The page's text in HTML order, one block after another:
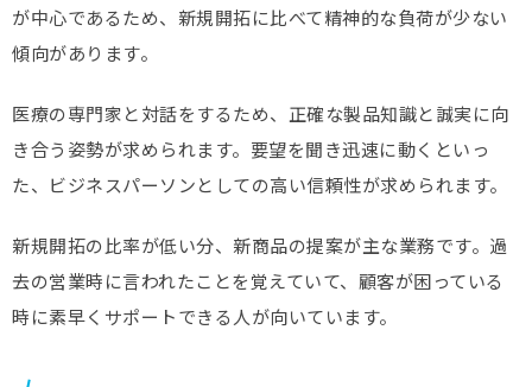
が中心であるため、新規開拓に比べて精神的な負荷が少ない
傾向があります。
医療の専門家と対話をするため、正確な製品知識と誠実に向
き合う姿勢が求められます。要望を聞き迅速に動くといっ
た、ビジネスパーソンとしての高い信頼性が求められます。
新規開拓の比率が低い分、新商品の提案が主な業務です。過
去の営業時に言われたことを覚えていて、顧客が困っている
時に素早くサポートできる人が向いています。